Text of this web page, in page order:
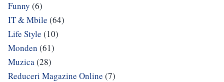
Funny (6)
IT & Mbile (64)
Life Style (10)
Monden (61)
Muzica (28)
Reduceri Magazine Online (7)